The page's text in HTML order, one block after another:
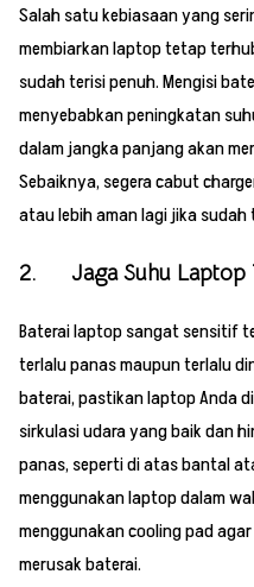
Salah satu kebiasaan yang
membiarkan laptop tetap
sudah terisi penuh. Mengisi
menyebabkan peningkatan
dalam jangka panjang akan
Sebaiknya, segera cabut
atau lebih aman lagi jika sudah
2. Jaga Suhu Laptop
Baterai laptop sangat sensitif
terlalu panas maupun terlalu
baterai, pastikan laptop Anda
sirkulasi udara yang baik dan
panas, seperti di atas bantal
menggunakan laptop dalam
menggunakan cooling pad
merusak baterai.